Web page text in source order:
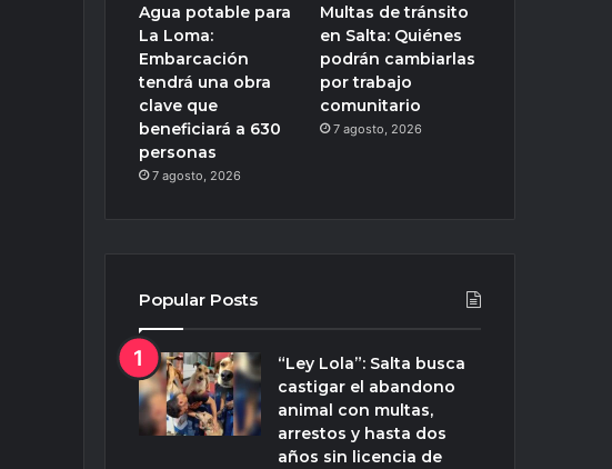
Agua potable para
La Loma:
Embarcación
tendrá una obra
clave que
beneficiará a 630
personas
7 agosto, 2026
Multas de tránsito
en Salta: Quiénes
podrán cambiarlas
por trabajo
comunitario
7 agosto, 2026
Popular Posts
“Ley Lola”: Salta busca
castigar el abandono
animal con multas,
arrestos y hasta dos
años sin licencia de